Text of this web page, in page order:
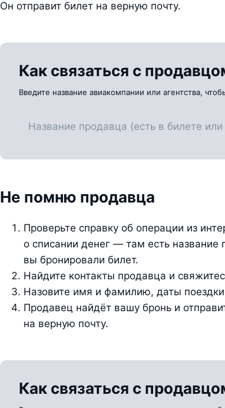
Он отправит билет на верную почту.
Как связаться с
Введите название авиакомпании или агентства,
Не помню продавца
Проверьте справку об операции из
о списании денег — там есть название
вы бронировали билет.
Найдите контакты продавца и
Назовите имя и фамилию, даты поездки
Продавец найдёт вашу бронь и
на верную почту.
Как связаться с